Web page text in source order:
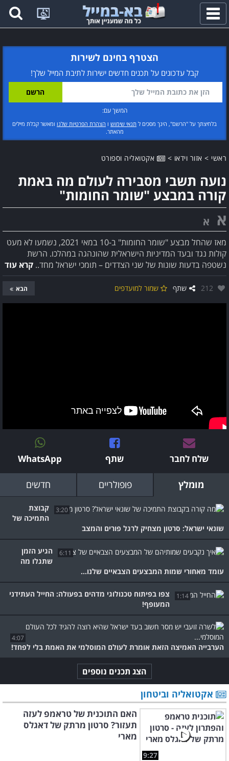
פתח
תפריט
הצטרף בחינם לשירות
קבל עדכונים על תכנים חדשים ישירות לתיבת המייל שלך!
המשך עם:
בלחיצתך על "הרשם", הינך מסכים ל תנאי שימוש ו הצהרת הפרטיות שלנו ומאשר קבלת מיילים
מהאתר.
ראשי > אזור וידאו > אקטואליה וספורט
נועה תשבי מסבירה לעולם מה באמת
קורה במבצע "שומר החומות"
א א
מאז שהחל מבצע "שומר החומות" ב-10 במאי 2021, נשמעו לא מעט
קולות נגד ובעד המדיניות הישראלית שהונהגה במהלכו. הרשת
נשטפה בדעות שונות של שני הצדדים – תומכי ישראל מחד.. קרא עוד
אהבו:
212 שתף שמור למועדפים הבא
שלח לחבר שתף WhatsApp
מומלץ פופולריים חדשים
3:20
קבוצת
התמיכה של
שונאי ישראל: סרטון מצחיק לרגל פורים והמצב
6:11
הגיע הזמן
שתגלו מה
עומד מאחורי שמות המבצעים הצבאיים שלנו...
1:14
צפו בפיתוח טכנולוגי מדהים בפעולה: החייל העתידני
המעופף!
4:07
הערבייה האמיצה הזאת אומרת לעולם המוסלמי את האמת בלי לפחד!
הצג תכנים נוספים
אקטואליה וביטחון
9:27
האם התוכנית של טראמפ לעזה
תעזור? סרטון מרתק של דאגלס
מארי